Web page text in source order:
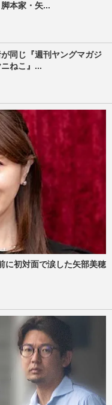
本家・矢...
同じ『週刊ヤングマガジ
ねこ』...
に初対面で涙した矢部美穂